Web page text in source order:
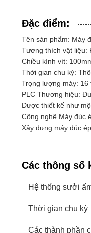
Đặc điểm:
Tên sản phẩm: Máy
Tương thích vật liệu:
Chiều kính vít:
Thời gian chu kỳ:
Trọng lượng máy: 16
PLC Thương hiệu:
Được thiết kế như
Công nghệ Máy đúc
Xây dựng máy đúc
Các thông số
Hệ thống sưởi
Thời gian chu kỳ
Các thành phần